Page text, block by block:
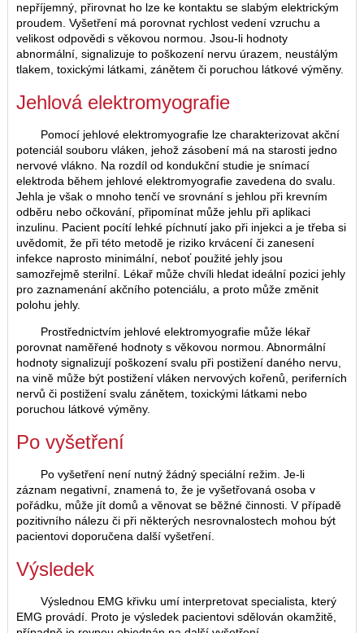
nepříjemný, přirovnat ho lze ke kontaktu se slabým elektrickým
proudem. Vyšetření má porovnat rychlost vedení vzruchu a
velikost odpovědi s věkovou normou. Jsou-li hodnoty
abnormální, signalizuje to poškození nervu úrazem, neustálým
tlakem, toxickými látkami, zánětem či poruchou látkové výměny.
Jehlová elektromyografie
Pomocí jehlové elektromyografie lze charakterizovat akční
potenciál souboru vláken, jehož zásobení má na starosti jedno
nervové vlákno. Na rozdíl od kondukční studie je snímací
elektroda během jehlové elektromyografie zavedena do svalu.
Jehla je však o mnoho tenčí ve srovnání s jehlou při krevním
odběru nebo očkování, připomínat může jehlu při aplikaci
inzulinu. Pacient pocítí lehké píchnutí jako při injekci a je třeba si
uvědomit, že při této metodě je riziko krvácení či zanesení
infekce naprosto minimální, neboť použité jehly jsou
samozřejmě sterilní. Lékař může chvíli hledat ideální pozici jehly
pro zaznamenání akčního potenciálu, a proto může změnit
polohu jehly.
Prostřednictvím jehlové elektromyografie může lékař
porovnat naměřené hodnoty s věkovou normou. Abnormální
hodnoty signalizují poškození svalu při postižení daného nervu,
na vině může být postižení vláken nervových kořenů, periferních
nervů či postižení svalu zánětem, toxickými látkami nebo
poruchou látkové výměny.
Po vyšetření
Po vyšetření není nutný žádný speciální režim. Je-li
záznam negativní, znamená to, že je vyšetřovaná osoba v
pořádku, může jít domů a věnovat se běžné činnosti. V případě
pozitivního nálezu či při některých nesrovnalostech mohou být
pacientovi doporučena další vyšetření.
Výsledek
Výslednou EMG křivku umí interpretovat specialista, který
EMG provádí. Proto je výsledek pacientovi sdělován okamžitě,